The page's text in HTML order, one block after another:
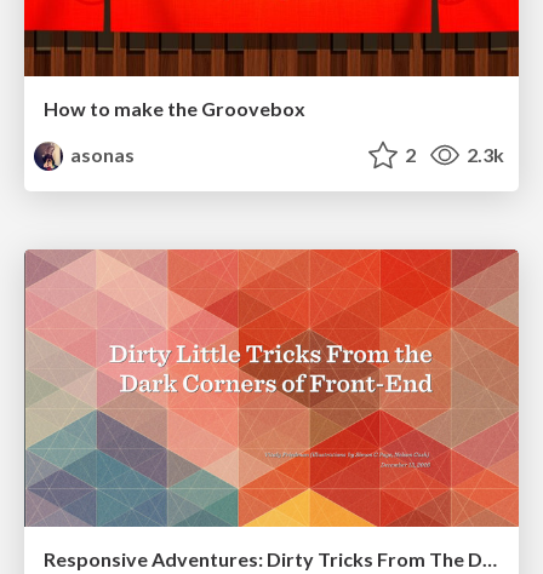
How to make the Groovebox
asonas
2 2.3k
Responsive Adventures: Dirty Tricks From The Dark Corners of Front-End